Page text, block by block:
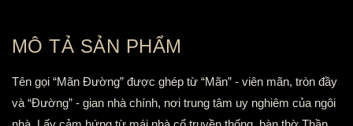
MÔ TẢ SẢN PHẨM
Tên gọi “Mãn Đường” được ghép từ “Mãn” - viên mãn, tròn đầy
và “Đường” - gian nhà chính, nơi trung tâm uy nghiêm của ngôi